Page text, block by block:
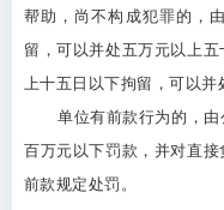
帮助，尚不构成犯罪的，
留，可以并处五万元以上
上十五日以下拘留，可以并
单位有前款行为的，
百万元以下罚款，并对直
前款规定处罚。